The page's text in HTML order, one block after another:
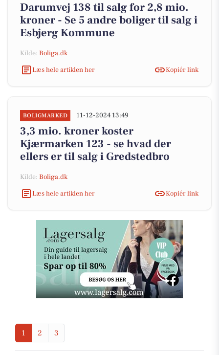
Darumvej 138 til salg for 2,8 mio.
kroner - Se 5 andre boliger til salg i
Esbjerg Kommune
Kilde: Boliga.dk
Læs hele artiklen her
Kopiér link
BOLIGMARKED 11-12-2024 13:49
3,3 mio. kroner koster
Kjærmarken 123 - se hvad der
ellers er til salg i Gredstedbro
Kilde: Boliga.dk
Læs hele artiklen her
Kopiér link
1 2 3